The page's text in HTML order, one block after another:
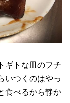
ギトな皿のフチ
いつくのはやっ
食べるから静か